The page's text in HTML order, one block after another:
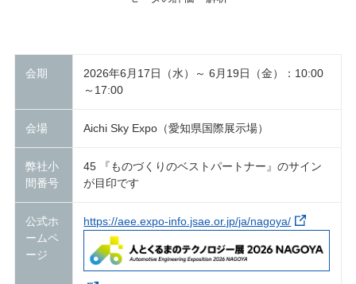
会期
2026年6月17日（水）～ 6月19日（金）：10:00
～17:00
会場 Aichi Sky Expo（愛知県国際展示場）
弊社小
間番号
45 『ものづくりのベストパートナー』のサイン
が目印です
公式ホ
ームペ
ージ
https://aee.expo-info.jsae.or.jp/ja/nagoya/